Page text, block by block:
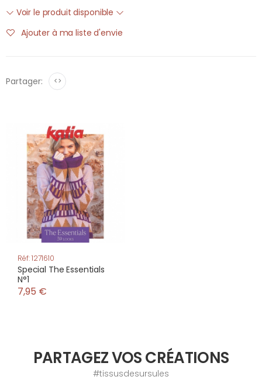
Voir le produit disponible
Ajouter à ma liste d'envie
Partager: <>
Réf: 1271610
Special The Essentials
N°1
7,95 €
PARTAGEZ VOS CRÉATIONS
#tissusdesursules